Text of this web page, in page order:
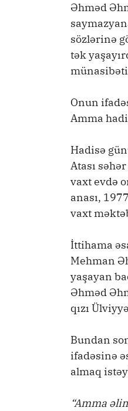
Əhməd
sözlərinə
tək
Onun
Amma
Hadisə
Atası
vaxt evdə
anası,
vaxt
İttihama
Mehman
yaşayan
Əhməd
qızı
Bundan
ifadəsinə
almaq
“Amma